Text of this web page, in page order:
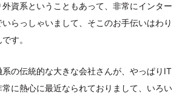
資系ということもあって、非常にインター
らっしゃいまして、そこのお手伝いはわり
す。
系の伝統的な大きな会社さんが、やっぱりIT
に熱心に最近なられておりまして、いろい